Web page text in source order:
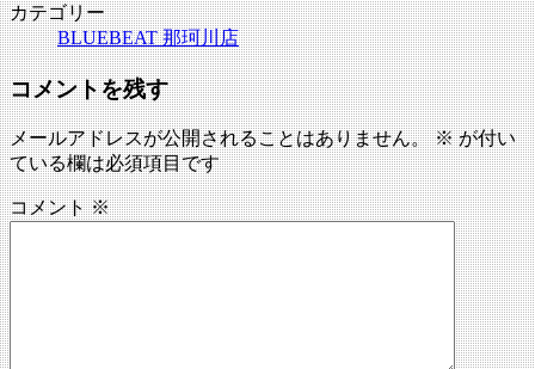
カテゴリー
BLUEBEAT 那珂川店
コメントを残す
メールアドレスが公開されることはありません。 ※が付い
ている欄は必須項目です
コメント※